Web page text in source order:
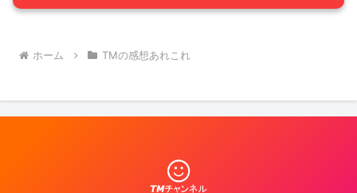
ホーム TMの感想あれこれ